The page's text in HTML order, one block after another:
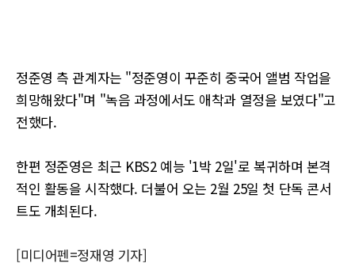
정준영 측 관계자는 "정준영이 꾸준히 중국어 앨범 작업을
희망해왔다"며 "녹음 과정에서도 애착과 열정을 보였다"고
전했다.
한편 정준영은 최근 KBS2 예능 '1박 2일'로 복귀하며 본격
적인 활동을 시작했다. 더불어 오는 2월 25일 첫 단독 콘서
트도 개최된다.
[미디어펜=정재영 기자]